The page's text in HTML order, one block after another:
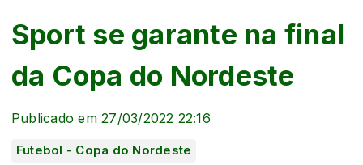
Sport se garante na final
da Copa do Nordeste
Publicado em 27/03/2022 22:16
Futebol - Copa do Nordeste